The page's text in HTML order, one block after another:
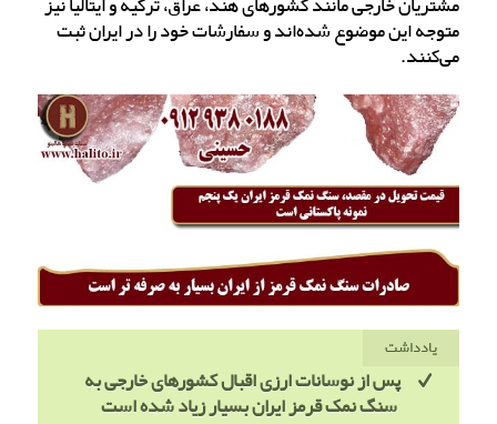
مشتریان خارجی مانند کشورهای هند، عراق، ترکیه و ایتالیا نیز
متوجه این موضوع شده‌اند و سفارشات خود را در ایران ثبت
می‌کنند.
یادداشت
پس از نوسانات ارزی اقبال کشورهای خارجی به
سنگ نمک قرمز ایران بسیار زیاد شده است